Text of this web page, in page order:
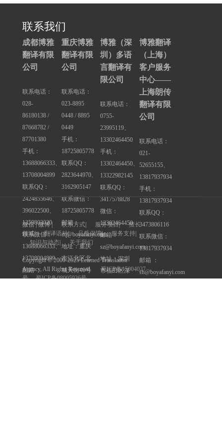
联系我们
成都博雅
翻译有限
公司
联系电话：
028-
86180138 /
87668782 /
87701380
手机：
13688066333、
13708004899
联系QQ：
2424855646、
396022500、
1359803020
联系微信：
13688066333、
13708004899
邮箱 ：
重庆博雅
翻译有限
公司
联系电话：
023-8895
0448 / 8895
0449
手机：
18725805778
联系QQ：
2823644970、
3162905147
联系微信：
18725805778
邮箱：
cq@boyafanyi.com
地址：重庆
市江北区北
城天街46号
博雅（深
圳）多语
言翻译有
限公司
联系电话：
0755-
23995119、
13302464450
手机：
13302464450、
13322982145
联系QQ：
3417578828
微信：
13302464450
邮箱：
sz@boyafanyi.com
地址：深圳
市福田区深
博雅翻译
（上海）
客户服务
中心——
上海朗传
翻译有限
公司
联系电话：
021-
52655155、
13817937934
手机：
13817937934
联系QQ：
3473806116
联系微信：
13817937934
邮箱 ：
sh@boyafanyi.com
微信 | 微博 | 联系方式| 服务项目|
擅长
领域| 翻译语种| 品质保障| 服务支持|
知识与动态
关于我们
Copyright © 2000-2025 Learned Translation
Agency, All Rights Reserved.
蜀ICP备15004027
号
蜀ICP备08005936号